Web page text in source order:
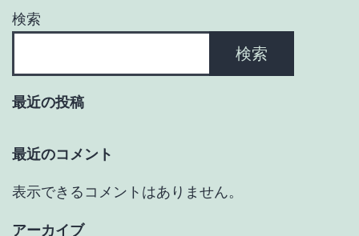
ョ
検索
検索
最近の投稿
最近のコメント
表示できるコメントはありません。
アーカイブ